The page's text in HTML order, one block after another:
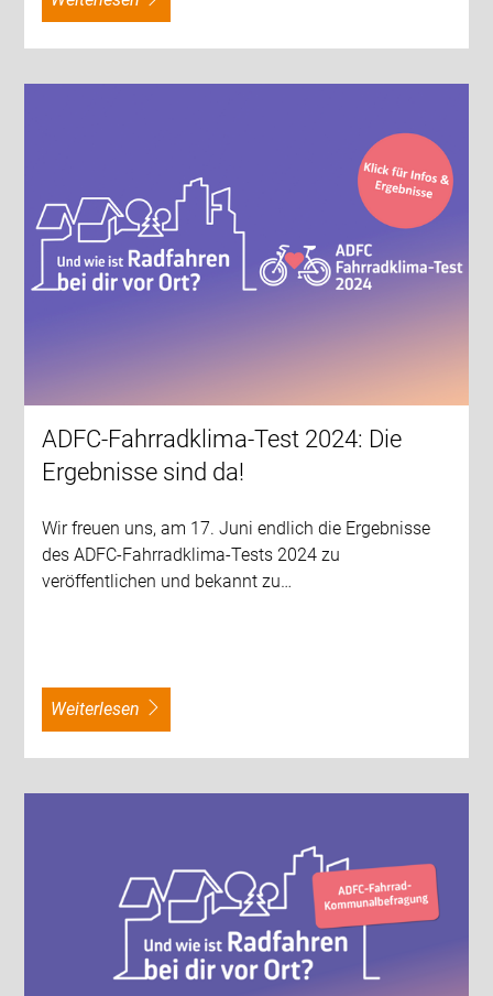
ADFC-Fahrradklima-Test 2024: Die
Ergebnisse sind da!
Wir freuen uns, am 17. Juni endlich die Ergebnisse
des ADFC-Fahrradklima-Tests 2024 zu
veröffentlichen und bekannt zu…
weiterlesen